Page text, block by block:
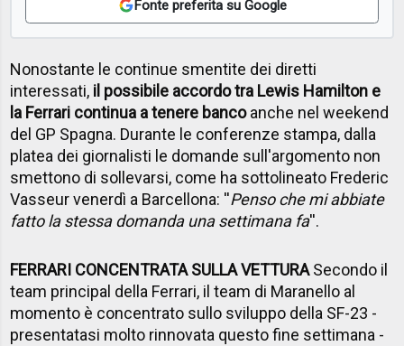
Fonte preferita su Google
Nonostante le continue smentite dei diretti
interessati, il possibile accordo tra Lewis Hamilton e
la Ferrari continua a tenere bancoanche nel weekend
del GP Spagna. Durante le conferenze stampa, dalla
platea dei giornalisti le domande sull'argomento non
smettono di sollevarsi, come ha sottolineato Frederic
Vasseur venerdì a Barcellona: ''Penso che mi abbiate
fatto la stessa domanda una settimana fa''.
FERRARI CONCENTRATA SULLA VETTURASecondo il
team principal della Ferrari, il team di Maranello al
momento è concentrato sullo sviluppo della SF-23 -
presentatasi molto rinnovata questo fine settimana -